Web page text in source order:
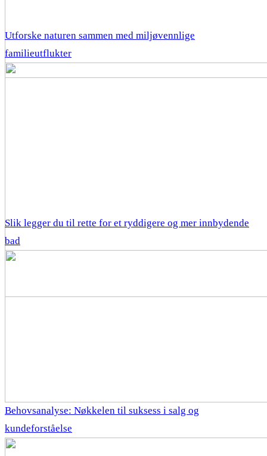
Utforske naturen sammen med miljøvennlige
familieutflukter
Slik legger du til rette for et ryddigere og mer innbydende
bad
Behovsanalyse: Nøkkelen til suksess i salg og
kundeforståelse